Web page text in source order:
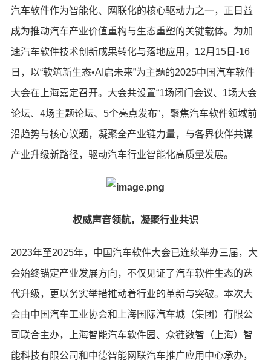
汽车软件作为智能化、网联化的核心驱动力之一，正日益
成为推动汽车产业价值重构与生态重塑的关键载体。为加
速汽车软件技术创新成果转化与落地应用，12月15日-16
日，以“软筑新生态•AI启未来”为主题的2025中国汽车软件
大会在上海嘉定召开。大会共设置“1场闭门会议、1场大会
论坛、4场主题论坛、5个亮点发布”，聚焦汽车软件领域前
沿趋势与核心议题，凝聚全产业链力量，与各界伙伴共谋
产业升级新路径，驱动汽车行业智能化高质量发展。
权威声音领航，凝聚行业共识
2023年至2025年，中国汽车软件大会已连续举办三届，大
会始终锚定产业发展方向，不仅见证了汽车软件生态的迭
代升级，更以务实举措推动着行业的革新与突破。本次大
会由中国汽车工业协会和上海国际汽车城（集团）有限公
司联合主办，上海智能汽车软件园、众链数智（上海）智
能科技有限公司和中德智能网联汽车推广应用中心承办，